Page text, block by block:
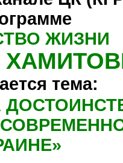
ЖИЗНИ
тема:
»